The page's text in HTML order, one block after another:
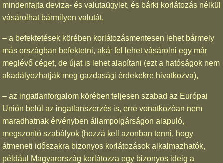
mindenfajta deviza- és valutaügylet, és bárki korlátozás nélkül
vásárolhat bármilyen valutát,
– a befektetések körében korlátozásmentesen lehet bármely
más országban befektetni, akár fel lehet vásárolni egy már
meglévő céget, de újat is lehet alapítani (ezt a hatóságok nem
akadályozhatják meg gazdasági érdekekre hivatkozva),
– az ingatlanforgalom körében teljesen szabad az Európai
Unión belül az ingatlanszerzés is, erre vonatkozóan nem
maradhatnak érvényben állampolgárságon alapuló,
megszorító szabályok (hozzá kell azonban tenni, hogy
átmeneti időszakra bizonyos korlátozások alkalmazhatók,
például Magyarország korlátozza egy bizonyos ideig a